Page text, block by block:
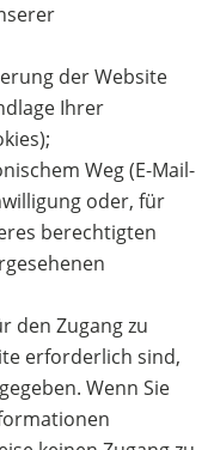
der Website
Ihrer
Weg (E-Mail-
oder, für
berechtigten
den Zugang zu
erforderlich sind,
Wenn Sie